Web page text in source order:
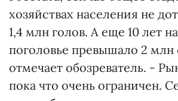
хозяйствах населения не
1,4 млн голов. А еще 10 лет
поголовье превышало 2 млн
отмечает обозреватель. -
пока что очень ограничен.